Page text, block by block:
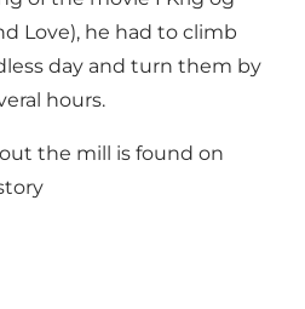
Love), he had to climb
day and turn them by
hours.
the mill is found on